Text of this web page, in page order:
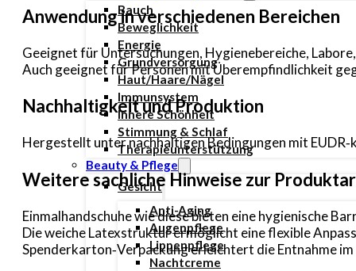
Bauch
Beweglichkeit
Energie
Grundversorgung
Haut/Haare/Nägel
Immunsystem
Innere Schönheit
Stimmung & Schlaf
Therapieunterstützung
Beauty & Pflege
Gesicht
Anti-Aging
Augenpflege
Lippenpflege
Nachtcreme
Anwendung in verschiedenen Bereichen
Geeignet für Untersuchungen, Hygienebereiche,
Auch geeignet für Personen mit Überempfindlichkeit
Nachhaltigkeit und Produktion
Hergestellt unter nachhaltigen Bedingungen mit
Weitere sachliche Hinweise zur
Einmalhandschuhe wie diese bieten eine hygienische
Die weiche Latexstruktur ermöglicht eine flexible
Spenderkarton‑Verpackung erleichtert die Entnahme